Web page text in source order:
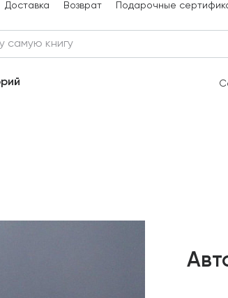
Доставка Возврат Подарочные